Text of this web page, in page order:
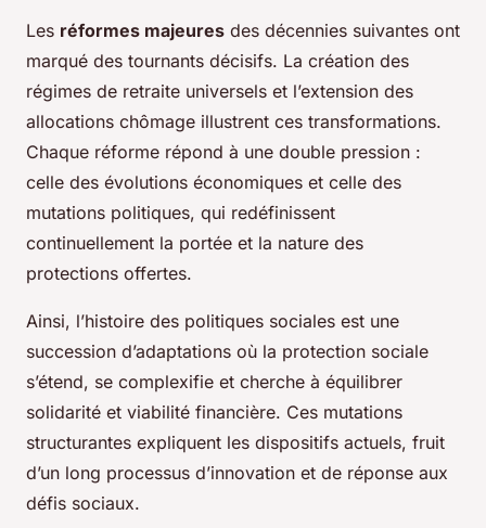
Les réformes majeures des décennies suivantes ont
marqué des tournants décisifs. La création des
régimes de retraite universels et l’extension des
allocations chômage illustrent ces transformations.
Chaque réforme répond à une double pression :
celle des évolutions économiques et celle des
mutations politiques, qui redéfinissent
continuellement la portée et la nature des
protections offertes.
Ainsi, l’histoire des politiques sociales est une
succession d’adaptations où la protection sociale
s’étend, se complexifie et cherche à équilibrer
solidarité et viabilité financière. Ces mutations
structurantes expliquent les dispositifs actuels, fruit
d’un long processus d’innovation et de réponse aux
défis sociaux.